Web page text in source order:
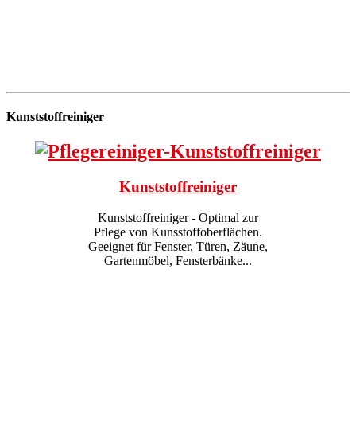
Kunststoffreiniger
Kunststoffreiniger
Kunststoffreiniger - Optimal zur
Pflege von Kunsstoffoberflächen.
Geeignet für Fenster, Türen, Zäune,
Gartenmöbel, Fensterbänke...